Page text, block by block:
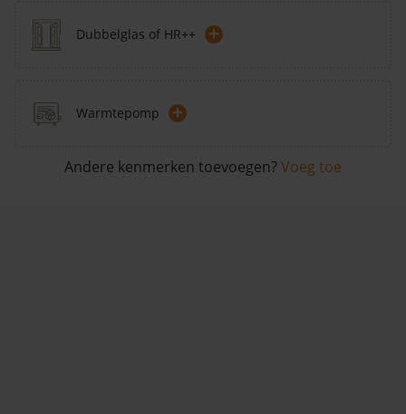
Dubbelglas of HR++ +
Warmtepomp +
Andere kenmerken toevoegen? Voeg toe